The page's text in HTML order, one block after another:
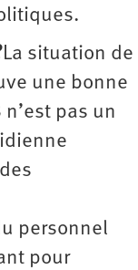
La situation de
une bonne
pas un
personnel
pour